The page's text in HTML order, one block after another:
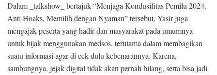
Dalam _talkshow_ bertajuk “Menjaga Kondusifitas Pemilu 2024.
Anti Hoaks, Memilih dengan Nyaman” tersebut, Yasir juga
mengajak peserta yang hadir dan masyarakat pada umumnya
untuk bijak menggunakan medsos, terutama dalam membagikan
suatu informasi agar di cek dulu kebenarannya. Karena,
sambungnya, jejak digital tidak akan pernah hilang, serta bisa jadi